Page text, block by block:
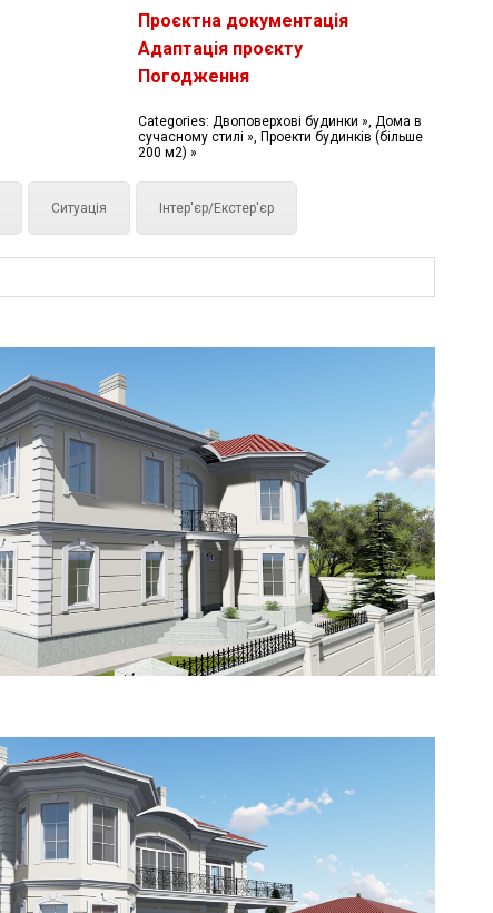
Проєктна документація
Адаптація проєкту
Погодження
Categories: Двоповерхові будинки » Дома в
сучасному стилі » ,Проекти будинків (більше
200 м2) »
Ситуація Інтер'єр/Екстер'єр